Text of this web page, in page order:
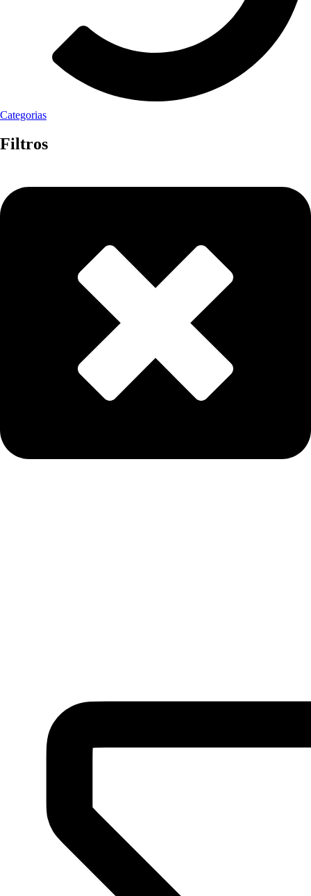
Categorias
Filtros